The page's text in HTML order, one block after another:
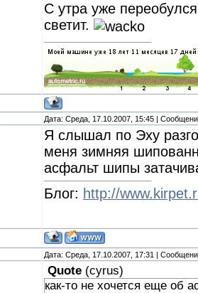
С утра уже
светит.
Дата: Среда, 17.10.2007, 15:45 |
Я слышал по Эху
меня зимняя
асфальт шипы
Блог: http://
Дата: Среда, 17.10.2007, 17:31 |
Quote (cyrus)
как-то не хочется еще об